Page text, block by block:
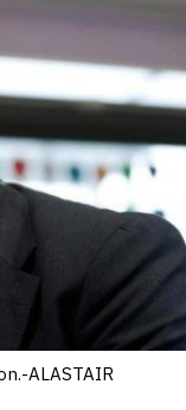
ALASTAIR